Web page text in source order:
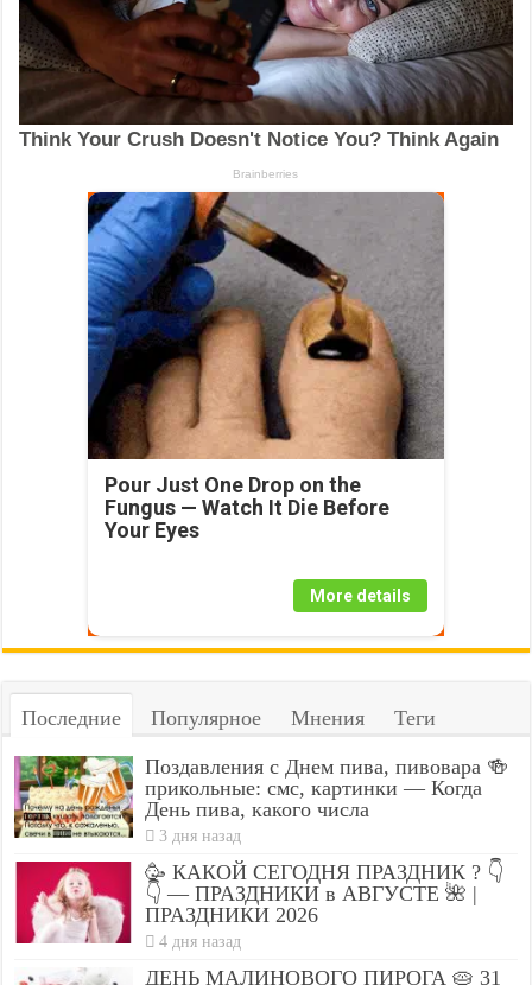
Pour Just One Drop on the
Fungus — Watch It Die Before
Your Eyes
More details
Последние Популярное Мнения Теги
Поздавления с Днем пива, пивовара 🍻
прикольные: смс, картинки — Когда
День пива, какого числа
3 дня назад
🥳 КАКОЙ СЕГОДНЯ ПРАЗДНИК ? 👇
👇 — ПРАЗДНИКИ в АВГУСТЕ 🌺 |
ПРАЗДНИКИ 2026
4 дня назад
ДЕНЬ МАЛИНОВОГО ПИРОГА 🥧 31